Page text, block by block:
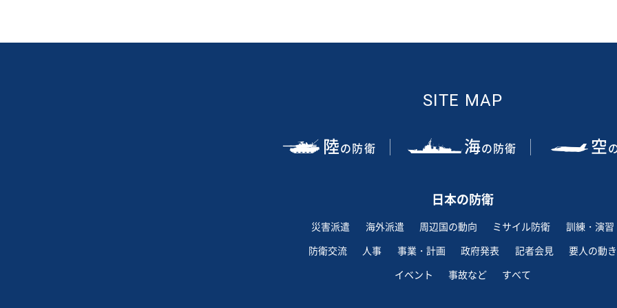
SITE MAP
陸の防衛 海の防衛 空
日本の防衛
災害派遣 海外派遣 周辺国の動向 ミサイル防衛
訓練・演習
防衛交流
人事 事業・計画 政府発表 記者会見
要人の動き
イベント
事故など すべて